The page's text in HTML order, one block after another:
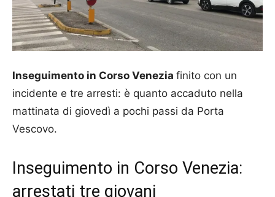
Inseguimento in Corso Venezia finito con un
incidente e tre arresti: è quanto accaduto nella
mattinata di giovedì a pochi passi da Porta
Vescovo.
Inseguimento in Corso Venezia:
arrestati tre giovani